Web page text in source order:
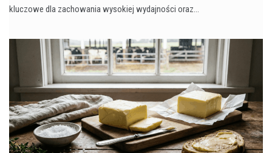
kluczowe dla zachowania wysokiej wydajności oraz…